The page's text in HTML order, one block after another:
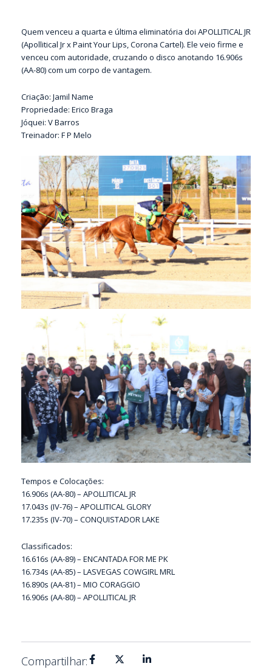
Quem venceu a quarta e última eliminatória doi APOLLITICAL JR
(Apollitical Jr x Paint Your Lips, Corona Cartel). Ele veio firme e
venceu com autoridade, cruzando o disco anotando 16.906s
(AA-80) com um corpo de vantagem.
Criação: Jamil Name
Propriedade: Erico Braga
Jóquei: V Barros
Treinador: F P Melo
Tempos e Colocações:
16.906s (AA-80) – APOLLITICAL JR
17.043s (IV-76) – APOLLITICAL GLORY
17.235s (IV-70) – CONQUISTADOR LAKE
Classificados:
16.616s (AA-89) – ENCANTADA FOR ME PK
16.734s (AA-85) – LASVEGAS COWGIRL MRL
16.890s (AA-81) – MIO CORAGGIO
16.906s (AA-80) – APOLLITICAL JR
Compartilhar: